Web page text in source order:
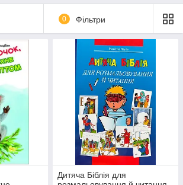
0 Фільтри
Дитяча Біблія для